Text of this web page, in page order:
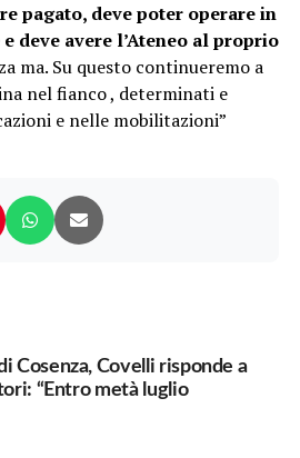
pagato, deve poter operare in
deve avere l’Ateneo al proprio
ma. Su questo continueremo a
nel fianco , determinati e
e nelle mobilitazioni”
Cosenza, Covelli risponde a
“Entro metà luglio